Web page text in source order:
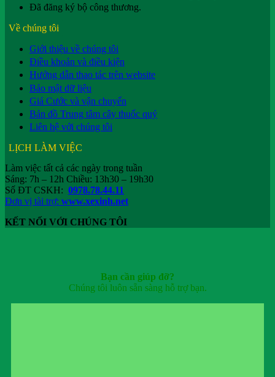
Đã đăng ký bộ công thương.
Về chúng tôi
Giới thiệu về chúng tôi
Điều khoản và điều kiện
Hướng dẫn thao tác trên website
Bảo mật dữ liệu
Giá Cước và vận chuyển
Bản đồ Trung tâm cây thuốc quý
Liên hệ với chúng tôi
LỊCH LÀM VIỆC
Làm việc tất cả các ngày trong tuần
Sáng: 7h – 12h Chiều: 13h30 – 19h30
Số ĐT CSKH: 0978.78.44.11
Đơn vị tài trợ: www.xexinh.net
KẾT NỐI VỚI CHÚNG TÔI
Bạn cần giúp đỡ?
Chúng tôi luôn sẵn sàng hỗ trợ bạn.